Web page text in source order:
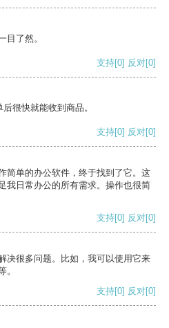
目了然。
支持[0] 反对[0]
很快就能收到商品。
支持[0] 反对[0]
简单的办公软件，终于找到了它。这
我日常办公的所有需求。操作也很简
支持[0] 反对[0]
决很多问题。比如，我可以使用它来
。
支持[0] 反对[0]